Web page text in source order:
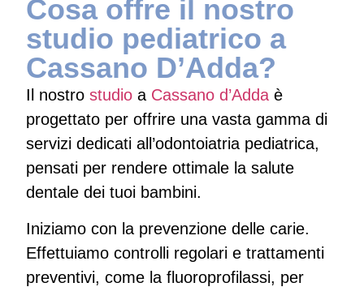
Cosa offre il nostro
studio pediatrico a
Cassano D’Adda?
Il nostro studio a Cassano d’Adda è
progettato per offrire una vasta gamma di
servizi dedicati all’odontoiatria pediatrica,
pensati per rendere ottimale la salute
dentale dei tuoi bambini.
Iniziamo con la prevenzione delle carie.
Effettuiamo controlli regolari e trattamenti
preventivi, come la fluoroprofilassi, per